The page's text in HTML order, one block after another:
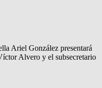
Ariel González presentará
Alvero y el subsecretario